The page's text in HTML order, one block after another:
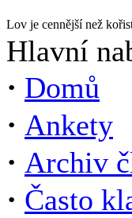
Lov je cennější než
Hlavní
· Domů
· Ankety
· Archiv
· Často